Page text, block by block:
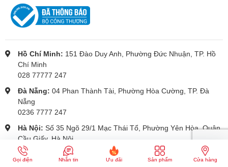
Hồ Chí Minh: 151 Đào Duy Anh, Phường Đức Nhuận, TP. Hồ
Chí Minh
028 77777 247
Đà Nẵng: 04 Phan Thành Tài, Phường Hòa Cường, TP. Đà
Nẵng
0236 7777 247
Hà Nội: Số 35 Ngõ 29/1 Mạc Thái Tổ, Phường Yên Hòa, Quận
Cầu Giấy, Hà Nội
024 77777 247
Gọi điện Nhắn tin Ưu đãi Sản phẩm Cửa hàng